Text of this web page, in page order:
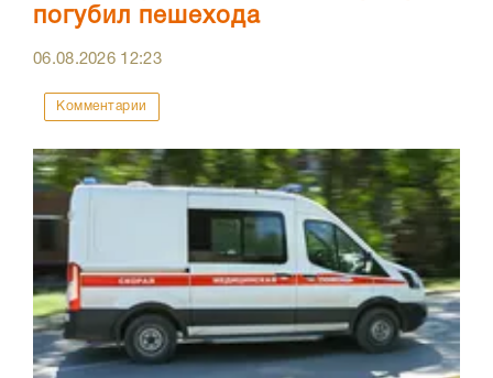
погубил пешехода
06.08.2026 12:23
Комментарии